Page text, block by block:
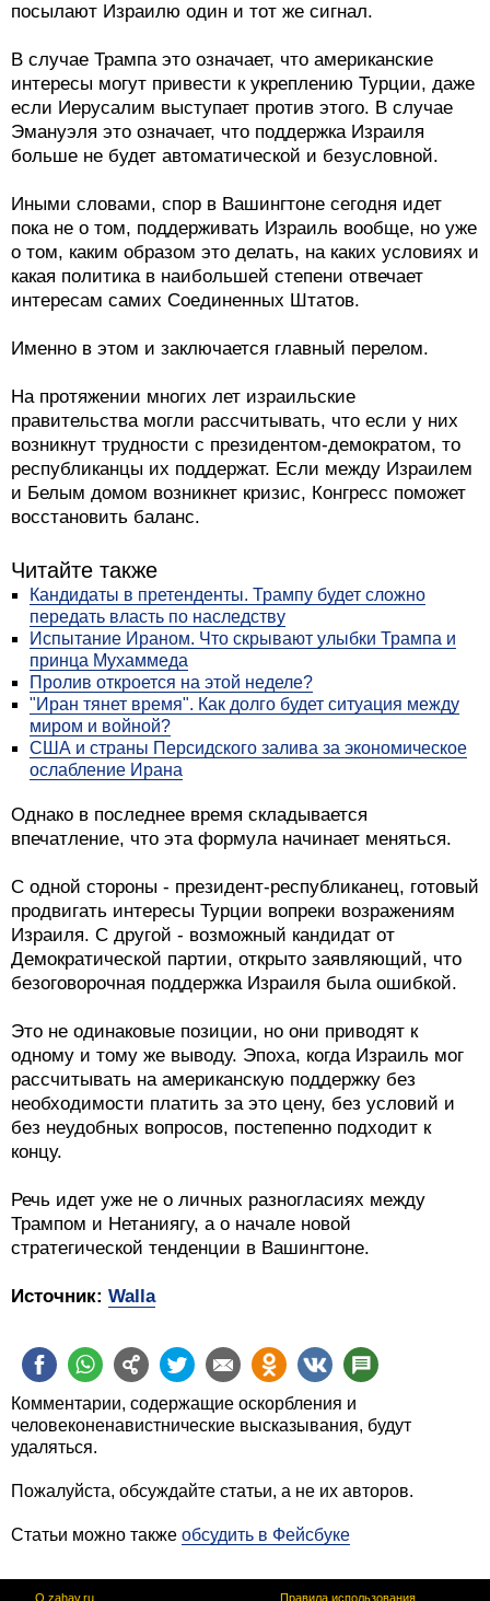
посылают Израилю один и тот же сигнал.
В случае Трампа это означает, что американские
интересы могут привести к укреплению Турции, даже
если Иерусалим выступает против этого. В случае
Эмануэля это означает, что поддержка Израиля
больше не будет автоматической и безусловной.
Иными словами, спор в Вашингтоне сегодня идет
пока не о том, поддерживать Израиль вообще, но уже
о том, каким образом это делать, на каких условиях и
какая политика в наибольшей степени отвечает
интересам самих Соединенных Штатов.
Именно в этом и заключается главный перелом.
На протяжении многих лет израильские
правительства могли рассчитывать, что если у них
возникнут трудности с президентом-демократом, то
республиканцы их поддержат. Если между Израилем
и Белым домом возникнет кризис, Конгресс поможет
восстановить баланс.
Читайте также
Кандидаты в претенденты. Трампу будет сложно
передать власть по наследству
Испытание Ираном. Что скрывают улыбки Трампа и
принца Мухаммеда
Пролив откроется на этой неделе?
"Иран тянет время". Как долго будет ситуация между
миром и войной?
США и страны Персидского залива за экономическое
ослабление Ирана
Однако в последнее время складывается
впечатление, что эта формула начинает меняться.
С одной стороны - президент-республиканец, готовый
продвигать интересы Турции вопреки возражениям
Израиля. С другой - возможный кандидат от
Демократической партии, открыто заявляющий, что
безоговорочная поддержка Израиля была ошибкой.
Это не одинаковые позиции, но они приводят к
одному и тому же выводу. Эпоха, когда Израиль мог
рассчитывать на американскую поддержку без
необходимости платить за это цену, без условий и
без неудобных вопросов, постепенно подходит к
концу.
Речь идет уже не о личных разногласиях между
Трампом и Нетаниягу, а о начале новой
стратегической тенденции в Вашингтоне.
Источник: Walla
Комментарии, содержащие оскорбления и
человеконенавистнические высказывания, будут
удаляться.
Пожалуйста, обсуждайте статьи, а не их авторов.
Статьи можно также обсудить в Фейсбуке
О zahav.ru Правила использования